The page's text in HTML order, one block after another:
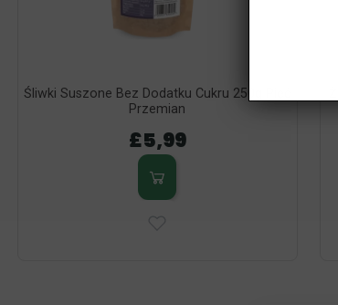
Śliwki Suszone Bez Dodatku Cukru 250g Pięć
Przemian
£5,99